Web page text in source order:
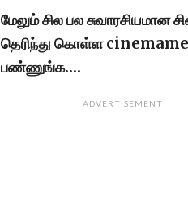
மேலும் சில பல சுவாரசியமான
தெரிந்து கொள்ள
பண்ணுங்க….
ADVERTISEMENT